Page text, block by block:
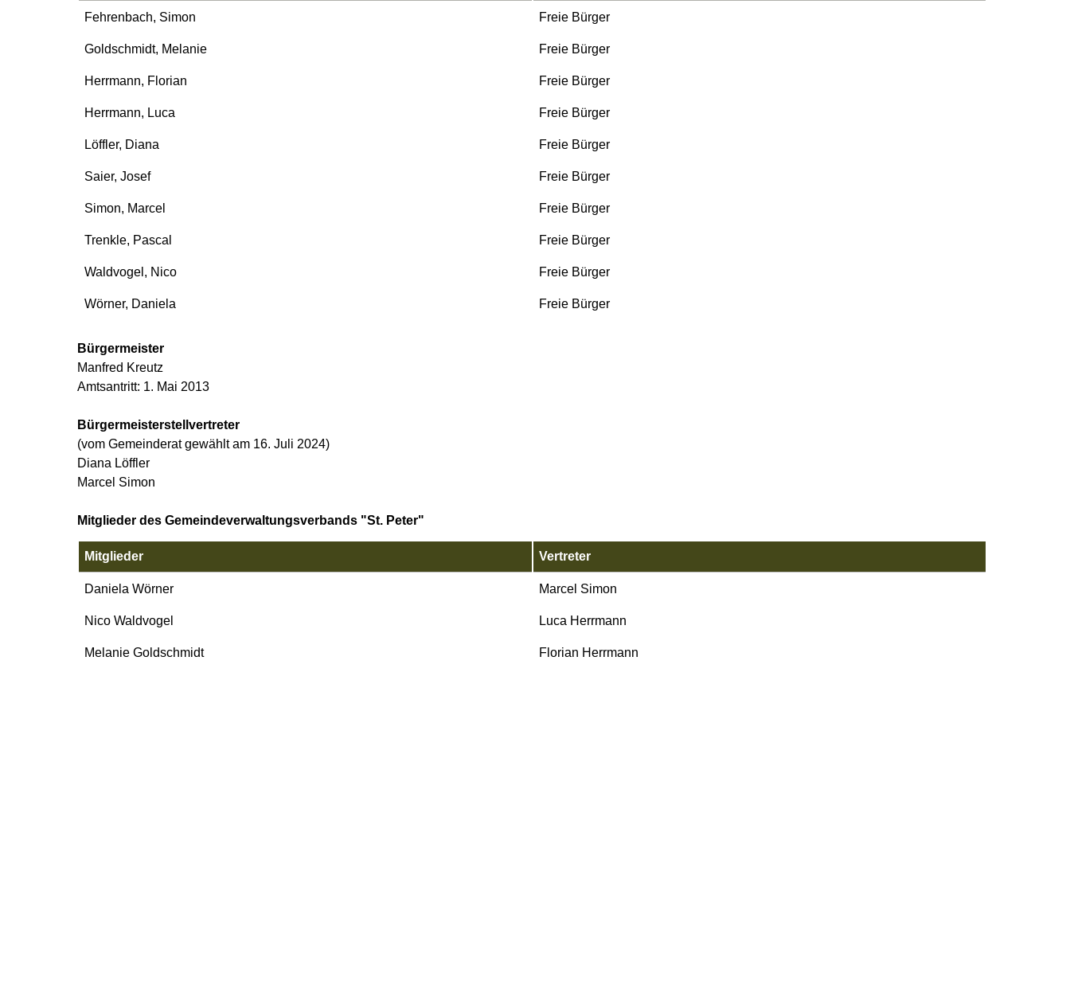
Fehrenbach, Simon Freie Bürger
Goldschmidt, Melanie Freie Bürger
Herrmann, Florian Freie Bürger
Herrmann, Luca Freie Bürger
Löffler, Diana Freie Bürger
Saier, Josef Freie Bürger
Simon, Marcel Freie Bürger
Trenkle, Pascal Freie Bürger
Waldvogel, Nico Freie Bürger
Wörner, Daniela Freie Bürger
Bürgermeister
Manfred Kreutz
Amtsantritt: 1. Mai 2013
Bürgermeisterstellvertreter
(vom Gemeinderat gewählt am 16. Juli 2024)
Diana Löffler
Marcel Simon
Mitglieder des Gemeindeverwaltungsverbands "St. Peter"
Mitglieder Vertreter
Daniela Wörner Marcel Simon
Nico Waldvogel Luca Herrmann
Melanie Goldschmidt Florian Herrmann